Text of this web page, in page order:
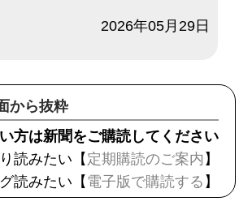
2026年05月29日
から抜粋
方は新聞をご購読してください
読みたい【定期購読のご案内 】
読みたい【 電子版で購読する 】